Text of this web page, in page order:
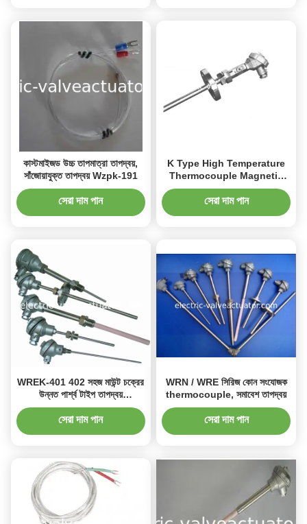
কাস্টমাইজড উচ্চ তাপমাত্রা তাপদ্বয়,
সাঁজোয়াযুক্ত তাপদ্বয় Wzpk-191
সেরা দাম পান
K Type High Temperature
Thermocouple Magnetic
Liquid Level Gauges
সেরা দাম পান
WREK-401 402 সহজ মাউন্ট চক্রের
উন্নত পার্শ্ব টাইপ তাপদ্বয়
sheathed, ই টাইপ তাপদ্বয়
সেরা দাম পান
WRN / WRE সিরিজ কোন সংযোজক
thermocouple, সমাবেশ তাপদ্বয়
সেরা দাম পান